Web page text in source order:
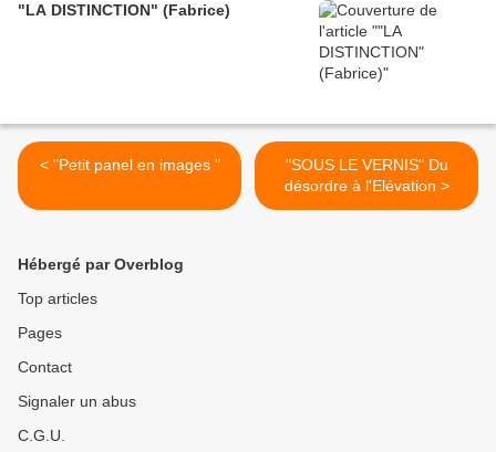
"LA DISTINCTION" (Fabrice)
< "Petit panel en images "
"SOUS LE VERNIS" Du
désordre à l'Elévation >
Hébergé par Overblog
Top articles
Pages
Contact
Signaler un abus
C.G.U.